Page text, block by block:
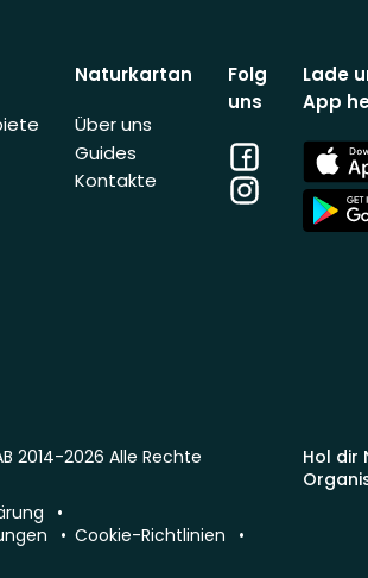
Naturkartan
Über uns
Guides
Kontakte
Folg
uns
Facebook
Instagram
Lade
App
App
Store
App
Store
Hol dir
2014-2026 Alle Rechte
Cookie-Richtlinien